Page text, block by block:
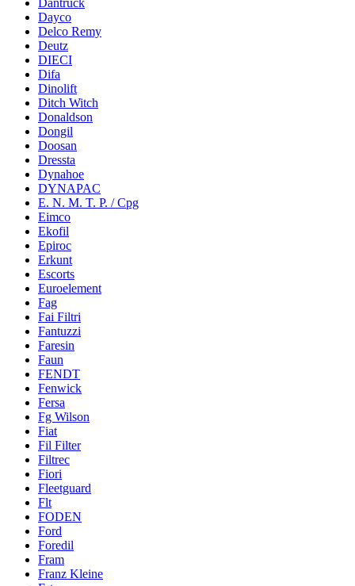
Dantruck
Dayco
Delco Remy
Deutz
DIECI
Difa
Dinolift
Ditch Witch
Donaldson
Dongil
Doosan
Dressta
Dynahoe
DYNAPAC
E. N. M. T. P. / Cpg
Eimco
Ekofil
Epiroc
Erkunt
Escorts
Euroelement
Fag
Fai Filtri
Fantuzzi
Faresin
Faun
FENDT
Fenwick
Fersa
Fg Wilson
Fiat
Fil Filter
Filtrec
Fiori
Fleetguard
Flt
FODEN
Ford
Foredil
Fram
Franz Kleine